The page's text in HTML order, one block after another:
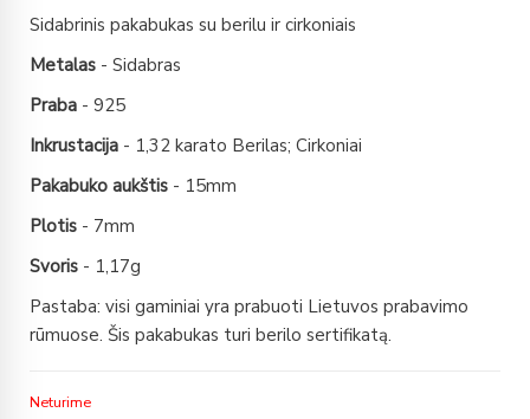
Sidabrinis pakabukas su berilu ir cirkoniais
Metalas - Sidabras
Praba - 925
Inkrustacija - 1,32 karato Berilas; Cirkoniai
Pakabuko aukštis - 15mm
Plotis - 7mm
Svoris - 1,17g
Pastaba: visi gaminiai yra prabuoti Lietuvos prabavimo
rūmuose. Šis pakabukas turi berilo sertifikatą.
Neturime